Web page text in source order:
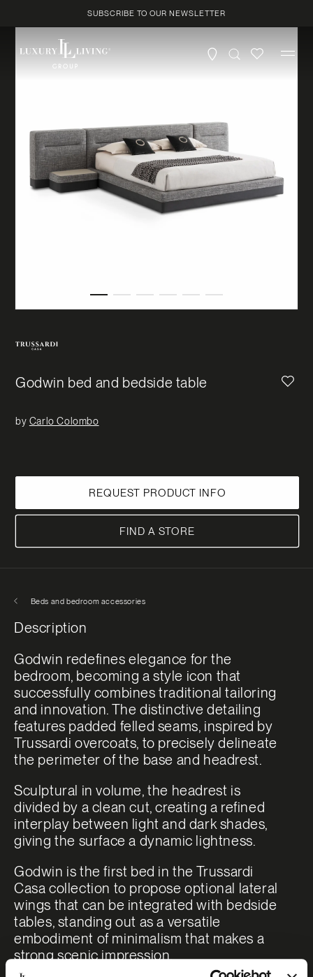
SUBSCRIBE TO OUR NEWSLETTER
Godwin bed and bedside table
by Carlo Colombo
REQUEST PRODUCT INFO
FIND A STORE
Beds and bedroom accessories
Description
Godwin redefines elegance for the
bedroom, becoming a style icon that
successfully combines traditional tailoring
and innovation. The distinctive detailing
features padded felled seams, inspired by
Trussardi overcoats, to precisely delineate
the perimeter of the base and headrest.
Sculptural in volume, the headrest is
divided by a clean cut, creating a refined
interplay between light and dark shades,
giving the surface a dynamic lightness.
Godwin is the first bed in the Trussardi
Casa collection to propose optional lateral
wings that can be integrated with bedside
tables, standing out as a versatile
embodiment of minimalism that makes a
strong scenic impression.
Product
Last name